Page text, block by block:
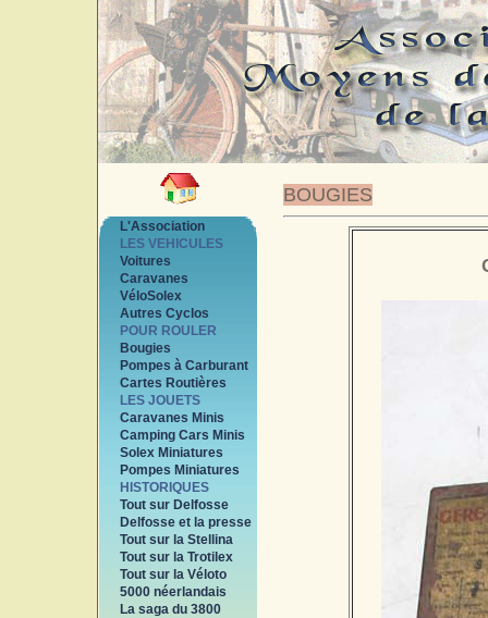
BOUGIES
L'Association
LES VEHICULES
Voitures
Caravanes
VéloSolex
Autres Cyclos
POUR ROULER
Bougies
Pompes à Carburant
Cartes Routières
LES JOUETS
Caravanes Minis
Camping Cars Minis
Solex Miniatures
Pompes Miniatures
HISTORIQUES
Tout sur Delfosse
Delfosse et la presse
Tout sur la Stellina
Tout sur la Trotilex
Tout sur la Véloto
5000 néerlandais
La saga du 3800